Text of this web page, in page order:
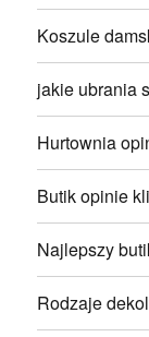
Koszule
jakie ubrania
Hurtownia
Butik opinie
Najlepszy
Rodzaje